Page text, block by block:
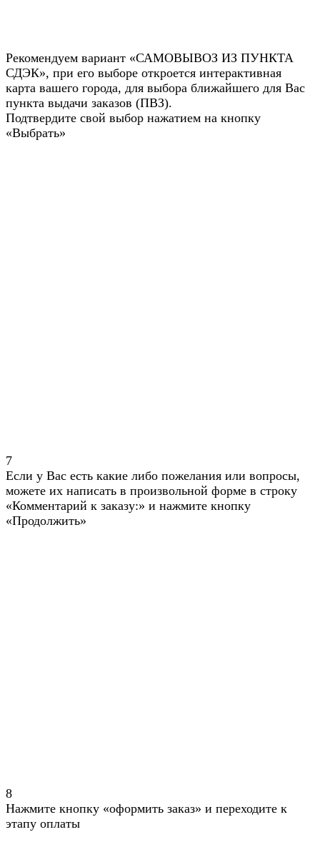
Рекомендуем вариант «САМОВЫВОЗ ИЗ ПУНКТА
СДЭК», при его выборе откроется интерактивная
карта вашего города, для выбора ближайшего для Вас
пункта выдачи заказов (ПВЗ).
Подтвердите свой выбор нажатием на кнопку
«Выбрать»
7
Если у Вас есть какие либо пожелания или вопросы,
можете их написать в произвольной форме в строку
«Комментарий к заказу:» и нажмите кнопку
«Продолжить»
8
Нажмите кнопку «оформить заказ» и переходите к
этапу оплаты